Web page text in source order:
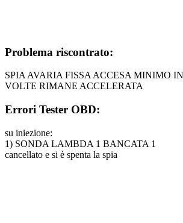
Problema riscontrato:
SPIA AVARIA FISSA ACCESA MINIMO
VOLTE RIMANE ACCELERATA
Errori Tester OBD:
su iniezione:
1) SONDA LAMBDA 1 BANCATA 1
cancellato e si è spenta la spia